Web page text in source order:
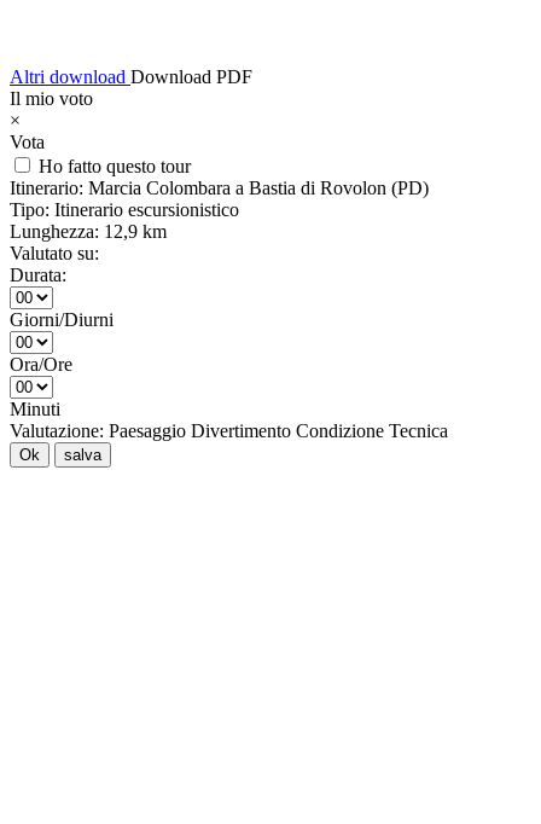
Altri download Download PDF
Il mio voto
×
Vota
Ho fatto questo tour
Itinerario: Marcia Colombara a Bastia di Rovolon (PD)
Tipo: Itinerario escursionistico
Lunghezza: 12,9 km
Valutato su:
Durata:
Giorni/Diurni
Ora/Ore
Minuti
Valutazione: Paesaggio Divertimento Condizione Tecnica
Ok salva